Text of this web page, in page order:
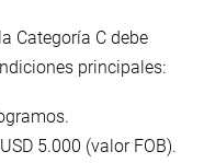
Categoría C debe
principales:
5.000 (valor FOB).